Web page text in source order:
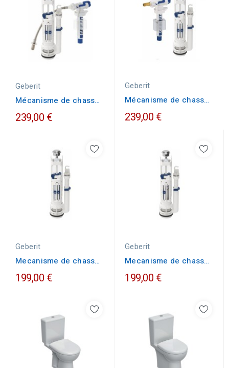
Geberit
Mécanisme de chasse
complet GEBERIT
Double...
239,00 €
Geberit
Mécanisme de chasse
complet GEBERIT
Double...
239,00 €
Geberit
Mecanisme de chasse
cloche GEBERIT
NEMO...
199,00 €
Geberit
Mecanisme de chasse
cloche GEBERIT
NEMO...
199,00 €